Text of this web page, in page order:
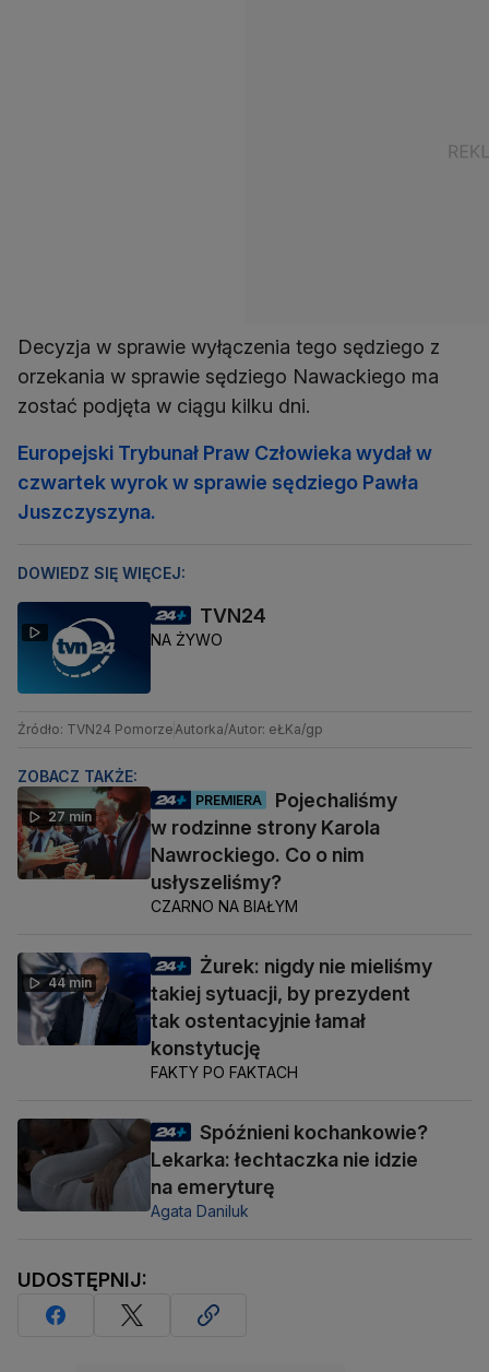
Decyzja w sprawie wyłączenia tego sędziego z
orzekania w sprawie sędziego Nawackiego ma
zostać podjęta w ciągu kilku dni.
Europejski Trybunał Praw Człowieka wydał w
czwartek wyrok w sprawie sędziego Pawła
Juszczyszyna.
DOWIEDZ SIĘ WIĘCEJ:
TVN24
NA ŻYWO
Źródło: TVN24 PomorzeAutorka/Autor: eŁKa/gp
ZOBACZ TAKŻE:
27 min
PREMIERA
Pojechaliśmy
w rodzinne strony Karola
Nawrockiego. Co o nim
usłyszeliśmy?
CZARNO NA BIAŁYM
44 min
Żurek: nigdy nie mieliśmy
takiej sytuacji, by prezydent
tak ostentacyjnie łamał
konstytucję
FAKTY PO FAKTACH
Spóźnieni kochankowie?
Lekarka: łechtaczka nie idzie
na emeryturę
Agata Daniluk
UDOSTĘPNIJ: